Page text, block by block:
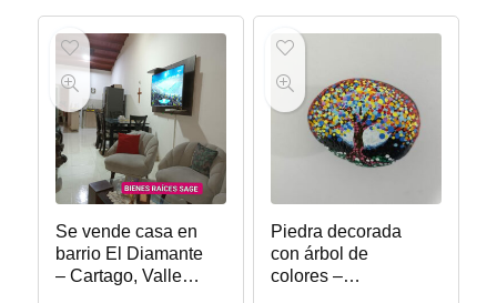
Se vende casa en
barrio El Diamante
– Cartago, Valle
Piedra decorada
con árbol de
colores –